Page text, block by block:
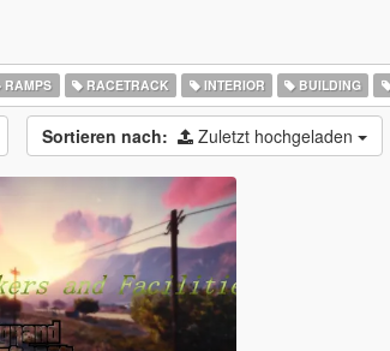
RAMPS RACETRACK INTERIOR BUILDING
Sortieren nach: Zuletzt hochgeladen